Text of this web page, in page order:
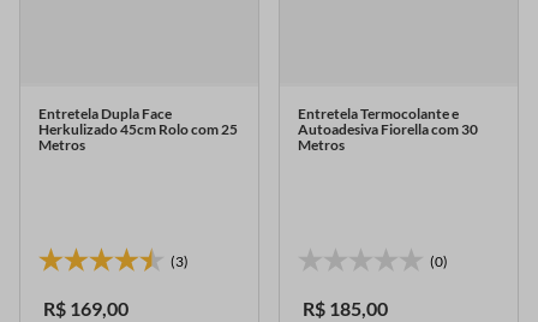
Entretela Dupla Face
Herkulizado 45cm Rolo com 25
Metros
(3)
R$ 169,00
Entretela Termocolante e
Autoadesiva Fiorella com 30
Metros
(0)
R$ 185,00